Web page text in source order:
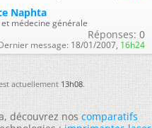
Naphta
médecine générale
Réponses: 0
message: 18/01/2007, 16h24
actuellement13h08.
découvrez noscomparatifs